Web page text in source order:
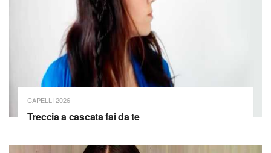
CAPELLI 2026
Treccia a cascata fai da te